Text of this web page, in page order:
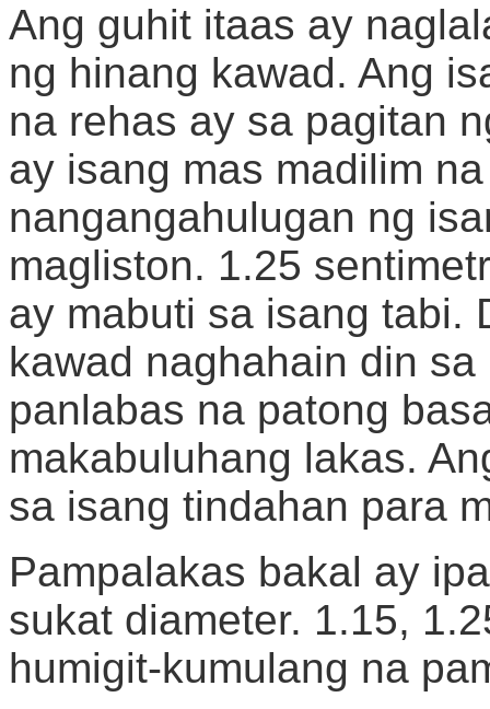
Ang guhit itaas ay
ng hinang kawad. Ang
na rehas ay sa pagitan
ay isang mas madilim
nangangahulugan ng
magliston. 1.25
ay mabuti sa isang tabi.
kawad naghahain din
panlabas na patong
makabuluhang lakas.
sa isang tindahan para
Pampalakas bakal ay
sukat diameter. 1.15,
humigit-kumulang na